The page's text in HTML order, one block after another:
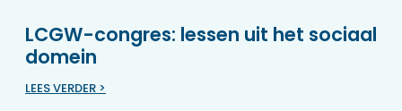
LCGW-congres: lessen uit het sociaal
domein
LEES VERDER >